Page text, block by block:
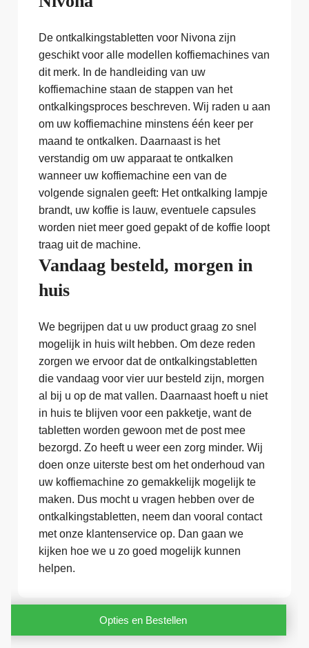
De ontkalkingstabletten voor Nivona zijn
geschikt voor alle modellen koffiemachines van
dit merk. In de handleiding van uw
koffiemachine staan de stappen van het
ontkalkingsproces beschreven. Wij raden u aan
om uw koffiemachine minstens één keer per
maand te ontkalken. Daarnaast is het
verstandig om uw apparaat te ontkalken
wanneer uw koffiemachine een van de
volgende signalen geeft: Het ontkalking lampje
brandt, uw koffie is lauw, eventuele capsules
worden niet meer goed gepakt of de koffie loopt
traag uit de machine.
Vandaag besteld, morgen in
huis
We begrijpen dat u uw product graag zo snel
mogelijk in huis wilt hebben. Om deze reden
zorgen we ervoor dat de ontkalkingstabletten
die vandaag voor vier uur besteld zijn, morgen
al bij u op de mat vallen. Daarnaast hoeft u niet
in huis te blijven voor een pakketje, want de
tabletten worden gewoon met de post mee
bezorgd. Zo heeft u weer een zorg minder. Wij
doen onze uiterste best om het onderhoud van
uw koffiemachine zo gemakkelijk mogelijk te
maken. Dus mocht u vragen hebben over de
ontkalkingstabletten, neem dan vooral contact
met onze klantenservice op. Dan gaan we
kijken hoe we u zo goed mogelijk kunnen
helpen.
Opties en Bestellen